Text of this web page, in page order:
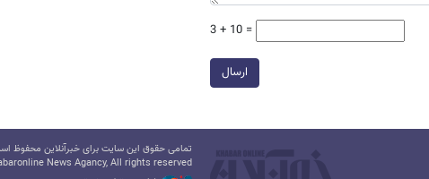
3 + 10 =
ارسال
تمامی حقوق این سایت برای خبرآنلاین محفوظ
News Agancy, All rights reserved